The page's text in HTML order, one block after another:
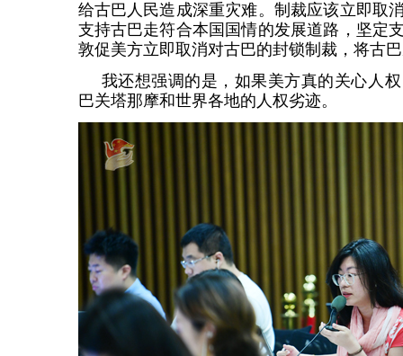
给古巴人民造成深重灾难。制裁应该立即取
支持古巴走符合本国国情的发展道路，坚定
敦促美方立即取消对古巴的封锁制裁，将古
我还想强调的是，如果美方真的关心人
巴关塔那摩和世界各地的人权劣迹。